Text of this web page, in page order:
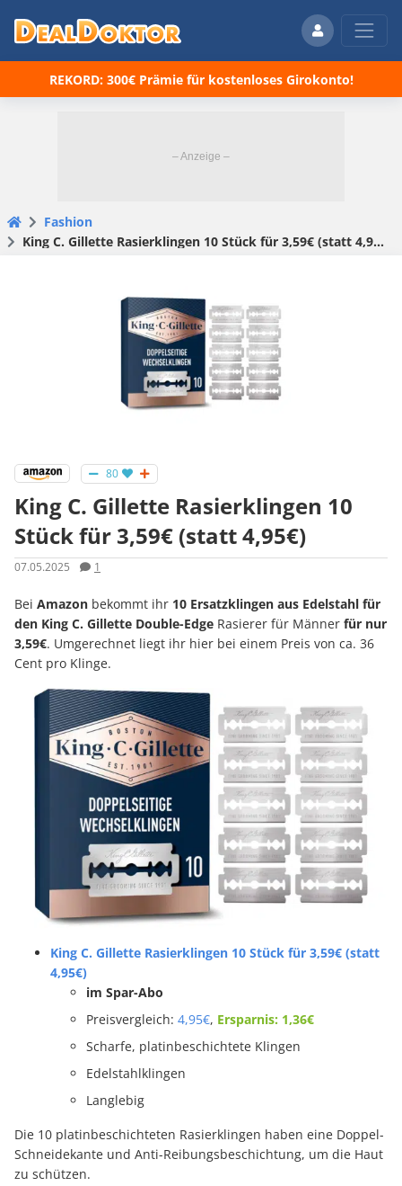
REKORD: 300€ Prämie für kostenloses Girokonto!
Fashion
King C. Gillette Rasierklingen 10 Stück für 3,59€ (statt 4,95€)
80
King C. Gillette Rasierklingen 10
Stück für 3,59€ (statt 4,95€)
07.05.2025 1
Bei Amazon bekommt ihr 10 Ersatzklingen aus Edelstahl für
den King C. Gillette Double-Edge Rasierer für Männer für nur
3,59€. Umgerechnet liegt ihr hier bei einem Preis von ca. 36
Cent pro Klinge.
King C. Gillette Rasierklingen 10 Stück für 3,59€ (statt
4,95€)
im Spar-Abo
Preisvergleich: 4,95€, Ersparnis: 1,36€
Scharfe, platinbeschichtete Klingen
Edelstahlklingen
Langlebig
Die 10 platinbeschichteten Rasierklingen haben eine Doppel-
Schneidekante und Anti-Reibungsbeschichtung, um die Haut
zu schützen.